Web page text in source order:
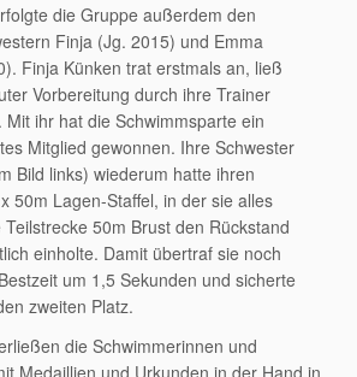
die Gruppe außerdem den
Finja (Jg. 2015) und Emma
Finja Künken trat erstmals an, ließ
Vorbereitung durch ihre Trainer
Mit ihr hat die Schwimmsparte ein
Mitglied gewonnen. Ihre Schwester
Bild links) wiederum hatte ihren
50m Lagen-Staffel, in der sie alles
50m Brust den Rückstand
einholte. Damit übertraf sie noch
um 1,5 Sekunden und sicherte
zweiten Platz.
die Schwimmerinnen und
Medaillien und Urkunden in der Hand in